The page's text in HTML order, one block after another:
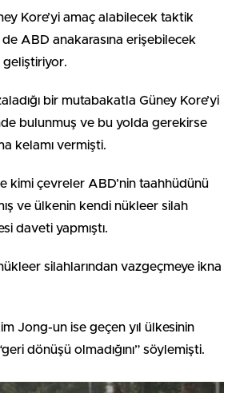
Kore’yi amaç alabilecek taktik
ABD anakarasına erişebilecek
geliştiriyor.
bir mutabakatla Güney Kore’yi
bulunmuş ve bu yolda gerekirse
kelamı vermişti.
kimi çevreler ABD’nin taahhüdünü
ve ülkenin kendi nükleer silah
daveti yapmıştı.
silahlarından vazgeçmeye ikna
Jong-un ise geçen yıl ülkesinin
dönüşü olmadığını” söylemişti.